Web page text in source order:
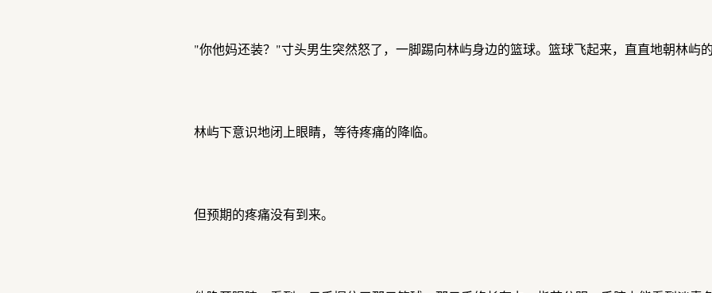
"你他妈还装？"寸头男生突然怒了，一脚踢向林屿身边的篮球。篮球飞起来，直直地朝林屿的
林屿下意识地闭上眼睛，等待疼痛的降临。
但预期的疼痛没有到来。